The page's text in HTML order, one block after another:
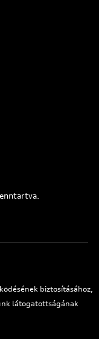
biztosításához,
látogatottságának